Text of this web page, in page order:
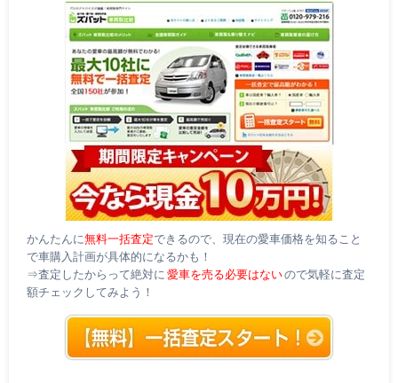
かんたんに無料一括査定できるので、現在の愛車価格を知ること
で車購入計画が具体的になるかも！
⇒査定したからって絶対に愛車を売る必要はないので気軽に査定
額チェックしてみよう！